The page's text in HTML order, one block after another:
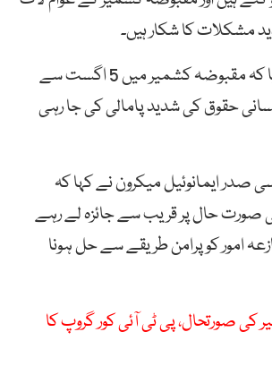
مشکلات کا شکار ہیں۔
عمران خان نے بتایا کہ مقبوضہ کشمیر میں 5 اگست سے
حقوق کی شدید پامالی کی جا رہی
صدر ایمانوئیل میکرون نے کہا کہ
حال پر قریب سے جائزہ لے رہے
امور کو پرامن طریقے سے حل ہونا
کی صورتحال، پی ٹی آئی کور گروپ کا